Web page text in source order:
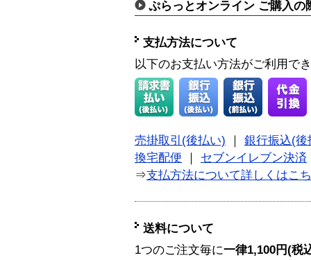
ぷらっとオンライン ご購入の
支払方法について
以下のお支払い方法がご利用で
売掛取引(後払い)
銀行振込(後
換宅配便
セブンイレブン決済
⇒支払方法について詳しくはこ
送料について
1つのご注文毎に一律1,100円(税